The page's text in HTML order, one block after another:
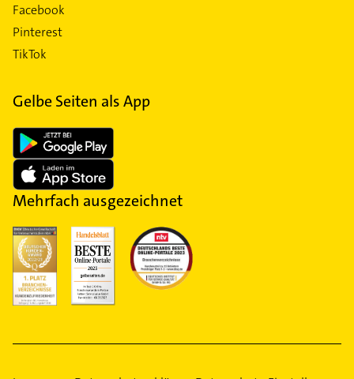
Facebook
Pinterest
TikTok
Gelbe Seiten als App
Mehrfach ausgezeichnet